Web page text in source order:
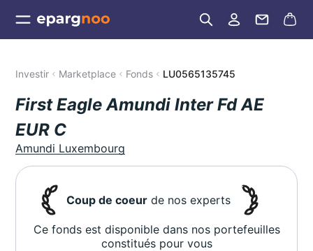
Investir Marketplace Fonds LU0565135745
First Eagle Amundi Inter Fd AE
EUR C
Amundi Luxembourg
Coup de coeur de nos experts
Ce fonds est disponible dans nos portefeuilles
constitués pour vous